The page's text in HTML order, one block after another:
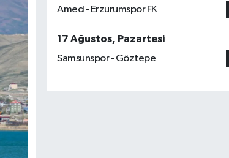
Amed - Erzurumspor FK
17 Ağustos, Pazartesi
Samsunspor - Göztepe